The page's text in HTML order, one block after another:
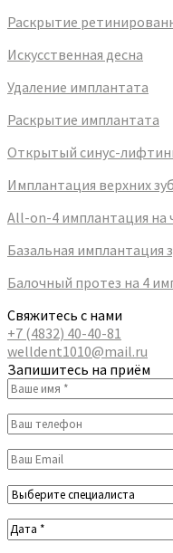
Раскрытие
Искусственная десна
Удаление имплантата
Раскрытие имплантата
Открытый синус-
Имплантация верхних
All-on-4 имплантация на
Базальная имплантация
Балочный протез на 4
Свяжитесь с нами
+7 (4832) 40-40-81
welldent1010@mail.ru
Запишитесь на приём